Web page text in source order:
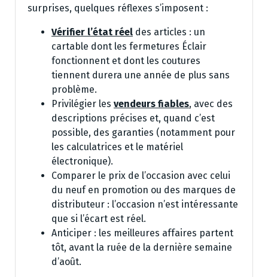
surprises, quelques réflexes s’imposent :
Vérifier l’état réel des articles : un
cartable dont les fermetures Éclair
fonctionnent et dont les coutures
tiennent durera une année de plus sans
problème.
Privilégier les vendeurs fiables, avec des
descriptions précises et, quand c’est
possible, des garanties (notamment pour
les calculatrices et le matériel
électronique).
Comparer le prix de l’occasion avec celui
du neuf en promotion ou des marques de
distributeur : l’occasion n’est intéressante
que si l’écart est réel.
Anticiper : les meilleures affaires partent
tôt, avant la ruée de la dernière semaine
d’août.